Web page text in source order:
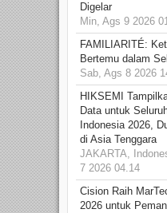
Digelar
Min, Ags 9 2026
FAMILIARITÉ:
Bertemu dalam
Sab, Ags 8 2026
HIKSEMI
Data untuk
Indonesia 2026,
di Asia Tenggara
JAKARTA,
7 2026 04.14
Cision Raih
2026 untuk